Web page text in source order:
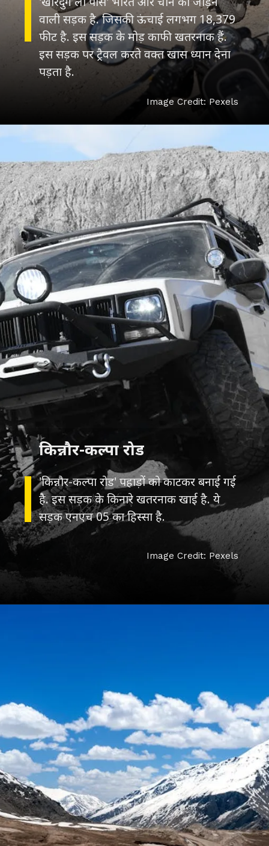
वाली सड़क है. जिसकी ऊंचाई लगभग 18,379
फीट है. इस सड़क के मोड़ काफी खतरनाक हैं.
इस सड़क पर ट्रैवल करते वक्त खास ध्यान देना
पड़ता है.
Image Credit: Pexels
'किन्नौर-कल्पा रोड' पहाड़ों को काटकर बनाई गई
है. इस सड़क के किनारे खतरनाक खाई है. ये
सड़क एनएच 05 का हिस्सा है.
किन्नौर-कल्पा रोड
Image Credit: Pexels